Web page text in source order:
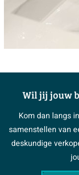
Wil jij jouw
Kom dan langs
samenstellen van
deskundige